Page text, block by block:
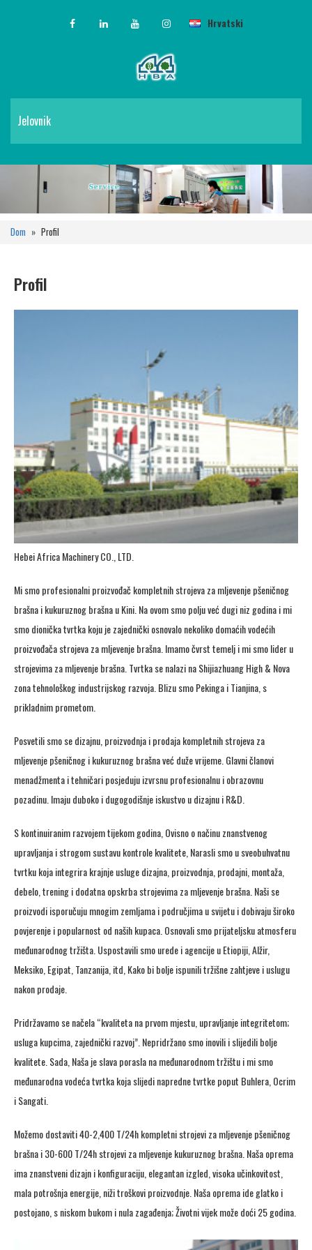
Jelovnik
Hrvatski
Dom » Profil
Profil
Hebei Africa Machinery CO., LTD.
Mi smo profesionalni proizvođač kompletnih strojeva za mljevenje pšeničnog
brašna i kukuruznog brašna u Kini. Na ovom smo polju već dugi niz godina i mi
smo dionička tvrtka koju je zajednički osnovalo nekoliko domaćih vodećih
proizvođača strojeva za mljevenje brašna. Imamo čvrst temelj i mi smo lider u
strojevima za mljevenje brašna. Tvrtka se nalazi na Shijiazhuang High & Nova
zona tehnološkog industrijskog razvoja. Blizu smo Pekinga i Tianjina, s
prikladnim prometom.
Posvetili smo se dizajnu, proizvodnja i prodaja kompletnih strojeva za
mljevenje pšeničnog i kukuruznog brašna već duže vrijeme. Glavni članovi
menadžmenta i tehničari posjeduju izvrsnu profesionalnu i obrazovnu
pozadinu. Imaju duboko i dugogodišnje iskustvo u dizajnu i R&D.
S kontinuiranim razvojem tijekom godina, Ovisno o načinu znanstvenog
upravljanja i strogom sustavu kontrole kvalitete, Narasli smo u sveobuhvatnu
tvrtku koja integrira krajnje usluge dizajna, proizvodnja, prodajni, montaža,
debelo, trening i dodatna opskrba strojevima za mljevenje brašna. Naši se
proizvodi isporučuju mnogim zemljama i područjima u svijetu i dobivaju široko
povjerenje i popularnost od naših kupaca. Osnovali smo prijateljsku atmosferu
međunarodnog tržišta. Uspostavili smo urede i agencije u Etiopiji, Alžir,
Meksiko, Egipat, Tanzanija, itd, Kako bi bolje ispunili tržišne zahtjeve i uslugu
nakon prodaje.
Pridržavamo se načela “kvaliteta na prvom mjestu, upravljanje integritetom;
usluga kupcima, zajednički razvoj”. Nepridržano smo inovili i slijedili bolje
kvalitete. Sada, Naša je slava porasla na međunarodnom tržištu i mi smo
međunarodna vodeća tvrtka koja slijedi napredne tvrtke poput Buhlera, Ocrim
i Sangati.
Možemo dostaviti 40-2,400 T/24h kompletni strojevi za mljevenje pšeničnog
brašna i 30-600 T/24h strojevi za mljevenje kukuruznog brašna. Naša oprema
ima znanstveni dizajn i konfiguraciju, elegantan izgled, visoka učinkovitost,
mala potrošnja energije, niži troškovi proizvodnje. Naša oprema ide glatko i
postojano, s niskom bukom i nula zagađenja; Životni vijek može doći 25 godina.